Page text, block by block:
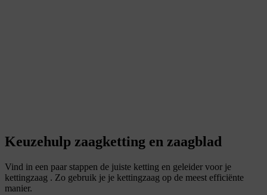
Keuzehulp zaagketting en zaagblad
Vind in een paar stappen de juiste ketting en geleider voor je
kettingzaag . Zo gebruik je je kettingzaag op de meest efficiënte
manier.